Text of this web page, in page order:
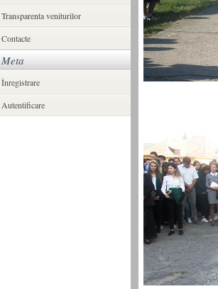
Transparenta veniturilor
Contacte
Meta
Înregistrare
Autentificare